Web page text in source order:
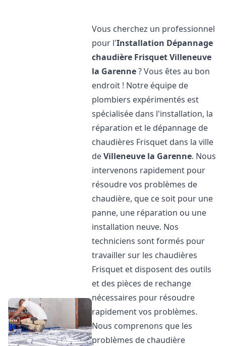
Vous cherchez un professionnel
pour l'Installation Dépannage
chaudière FrisquetVilleneuve
la Garenne? Vous êtes au bon
endroit ! Notre équipe de
plombiers expérimentés est
spécialisée dans l'installation, la
réparation et le dépannage de
chaudières Frisquet dans la ville
deVilleneuve la Garenne. Nous
intervenons rapidement pour
résoudre vos problèmes de
chaudière, que ce soit pour une
panne, une réparation ou une
installation neuve. Nos
techniciens sont formés pour
travailler sur les chaudières
Frisquet et disposent des outils
et des pièces de rechange
nécessaires pour résoudre
rapidement vos problèmes.
Nous comprenons que les
problèmes de chaudière